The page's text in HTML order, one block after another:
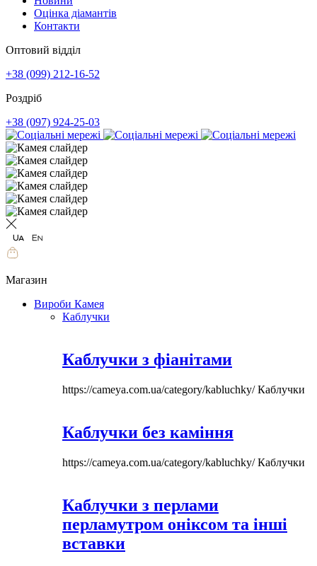
Оцінка діамантів
Контакти
Оптовий відділ
+38 (099) 212-16-52
Роздріб
+38 (097) 924-25-03
Магазин
Вироби Камея
Каблучки
Каблучки з фіанітами
https://cameya.com.ua/category/kabluchky/Каблучки
Каблучки без каміння
https://cameya.com.ua/category/kabluchky/Каблучки
Каблучки з перлами
перламутром оніксом та інші
вставки